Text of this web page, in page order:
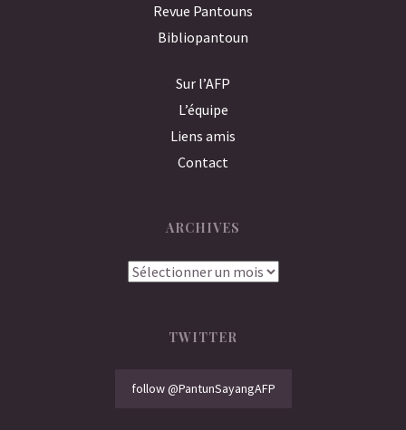
Revue Pantouns
Bibliopantoun
Sur l’AFP
L’équipe
Liens amis
Contact
ARCHIVES
Archives
TWITTER
follow @PantunSayangAFP